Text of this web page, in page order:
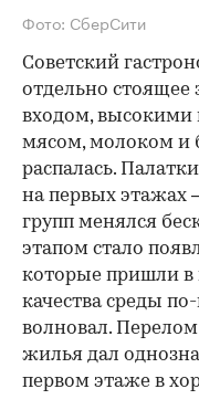
Фото: СберСити
Советский
отдельно стоящее
входом, высокими
мясом, молоком и
распалась.
на первых этажах
групп менялся
этапом стало
которые пришли в
качества среды
волновал.
жилья дал
первом этаже в